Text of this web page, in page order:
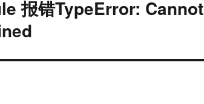
报错TypeError: Cannot